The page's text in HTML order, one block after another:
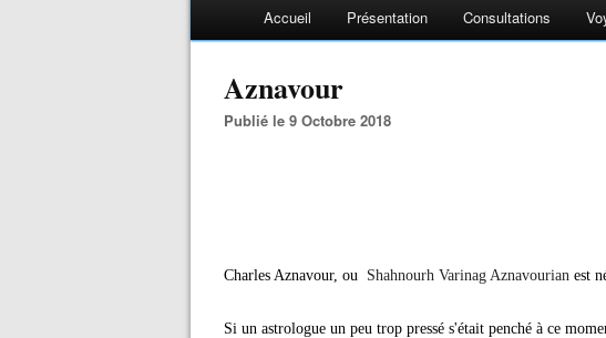
Accueil Présentation Consultations
Aznavour
Publié le 9 Octobre 2018
Charles Aznavour, ou Shahnourh Varinag Aznavourian est
Si un astrologue un peu trop pressé s'était penché à ce